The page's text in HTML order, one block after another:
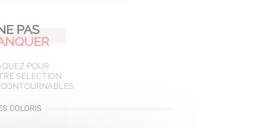
PAS
POUR
SELECTION
COLORIS